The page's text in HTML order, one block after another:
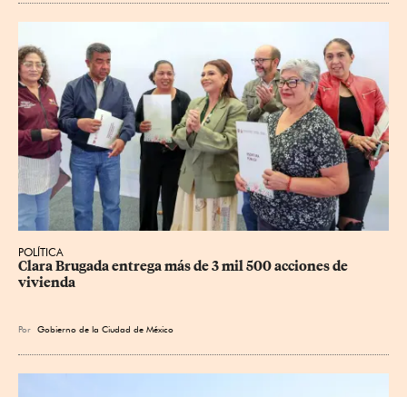
POLÍTICA
Clara Brugada entrega más de 3 mil 500 acciones de
vivienda
Por Gobierno de la Ciudad de México